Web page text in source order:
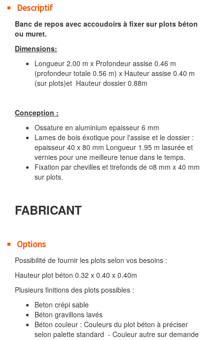
Descriptif
Banc de repos avec accoudoirs à fixer sur plots béton
ou muret.
Dimensions:
Longueur 2.00 m x Profondeur assise 0.46 m
(profondeur totale 0.56 m) x Hauteur assise 0.40 m
(sur plots)et Hauteur dossier 0.88m
Conception :
Ossature en aluminium epaisseur 6 mm
Lames de bois éxotique pour l'assise et le dossier :
epaisseur 40 x 80 mm Longueur 1.95 m lasurée et
vernies pour une meilleure tenue dans le temps.
Fixation par chevilles et tirefonds de ¤8 mm x 40 mm
sur plots.
FABRICANT
Options
Possibilité de fournir les plots selon vos besoins :
Hauteur plot béton 0.32 x 0.40 x 0.40m
Plusieurs finitions des plots possibles :
Beton crépi sable
Béton gravillons lavés
Béton couleur : Couleurs du plot béton à préciser
selon palette standard - Couleur autre sur demande